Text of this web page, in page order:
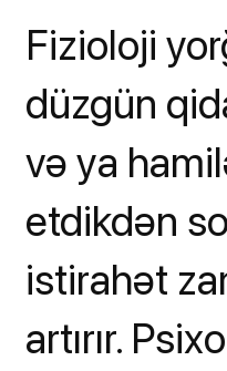
Fizioloji
düzgün
və ya
etdikdən
istirahət
artırır.